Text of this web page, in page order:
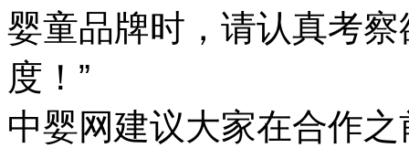
婴童品牌时，请认真考
度！”
中婴网建议大家在合作